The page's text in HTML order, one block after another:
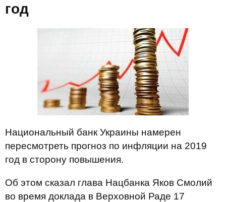
год
Национальный банк Украины намерен
пересмотреть прогноз по инфляции на 2019
год в сторону повышения.
Об этом сказал глава Нацбанка Яков Смолий
во время доклада в Верховной Раде 17